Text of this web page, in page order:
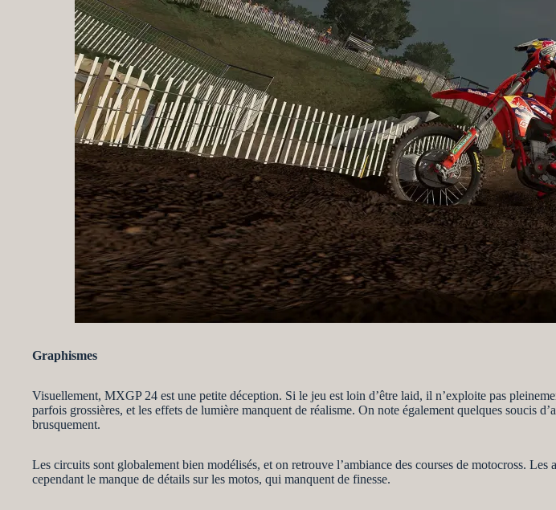
Graphismes
Visuellement, MXGP 24 est une petite déception. Si le jeu est loin d’être laid, il n’exploite pas
parfois grossières, et les effets de lumière manquent de réalisme. On note également quelques soucis
brusquement.
Les circuits sont globalement bien modélisés, et on retrouve l’ambiance des courses de motocross.
cependant le manque de détails sur les motos, qui manquent de finesse.